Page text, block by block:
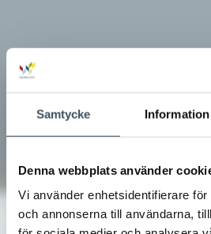
Samtycke Information
Denna webbplats använder
Vi använder enhetsidentifierare
och annonserna till användarna,